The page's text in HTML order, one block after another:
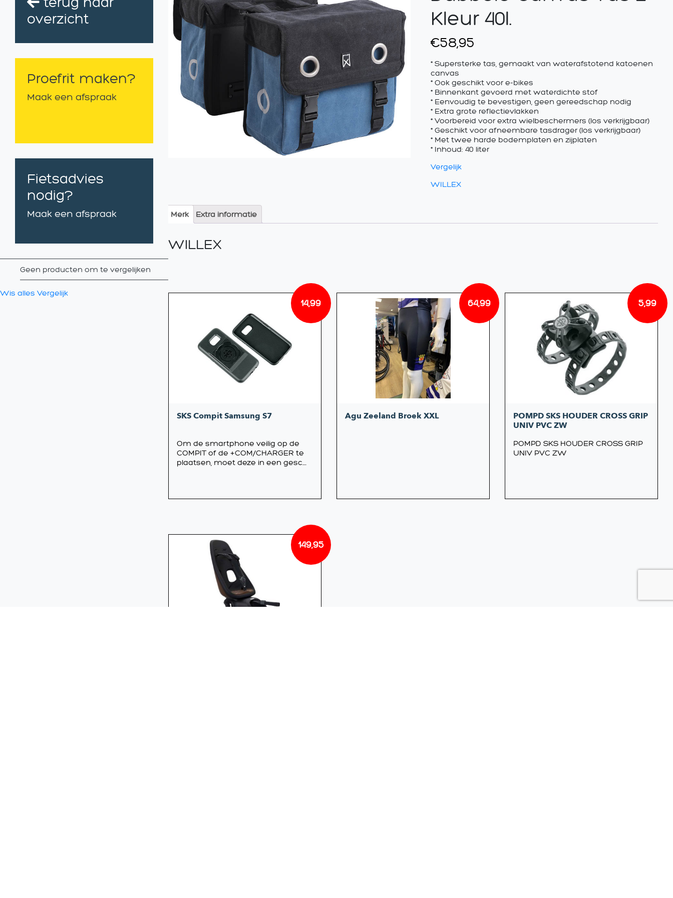
overzicht
Proefrit maken?
Maak een afspraak
Fietsadvies
nodig?
Maak een afspraak
Geen producten om te vergelijken
Wis alles Vergelijk
Kleur 40l.
€58,95
* Supersterke tas, gemaakt van waterafstotend katoenen
canvas
* Ook geschikt voor e-bikes
* Binnenkant gevoerd met waterdichte stof
* Eenvoudig te bevestigen, geen gereedschap nodig
* Extra grote reflectievlakken
* Voorbereid voor extra wielbeschermers (los verkrijgbaar)
* Geschikt voor afneembare tasdrager (los verkrijgbaar)
* Met twee harde bodemplaten en zijplaten
* Inhoud: 40 liter
Vergelijk
WILLEX
Merk Extra informatie
WILLEX
SKS Compit Samsung S7
14,99
Om de smartphone veilig op de
COMPIT of de +COM/CHARGER te
plaatsen, moet deze in een gesc....
Agu Zeeland Broek XXL
64,99
POMPD SKS HOUDER CROSS GRIP
UNIV PVC ZW
5,99
POMPD SKS HOUDER CROSS GRIP
UNIV PVC ZW
149,95